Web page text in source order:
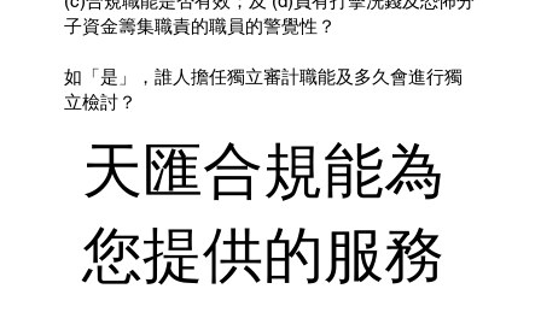
子資金籌集職責的職員的警覺性？
如「是」，誰人擔任獨立審計職能及多久會進行獨
立檢討？
天匯合規能為
您提供的服務